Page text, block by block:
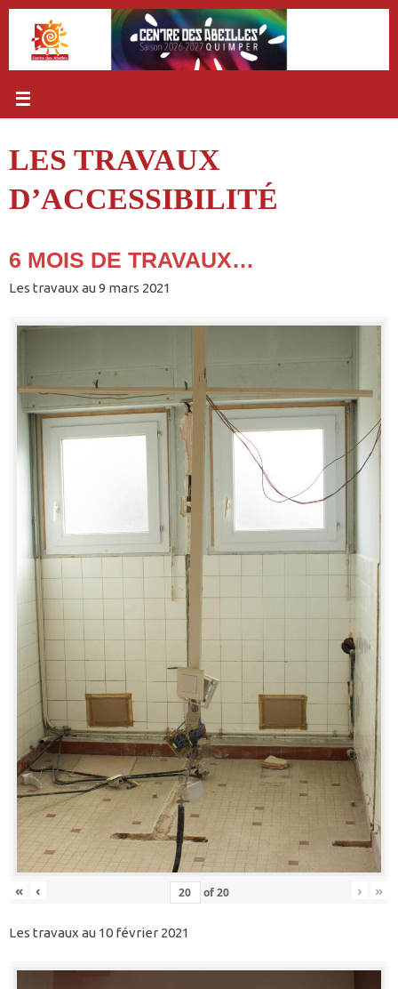
Passer
contenu
LES TRAVAUX
D’ACCESSIBILITÉ
6 MOIS DE TRAVAUX…
Les travaux au 9 mars 2021
« ‹ of20 › »
Les travaux au 10 février 2021